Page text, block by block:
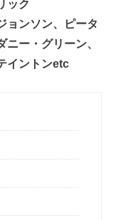
ック
ョンソン、ピータ
ー・グリーン、
イントンetc